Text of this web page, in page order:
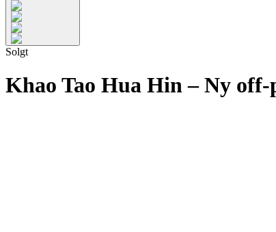
Solgt
Khao Tao Hua Hin – Ny